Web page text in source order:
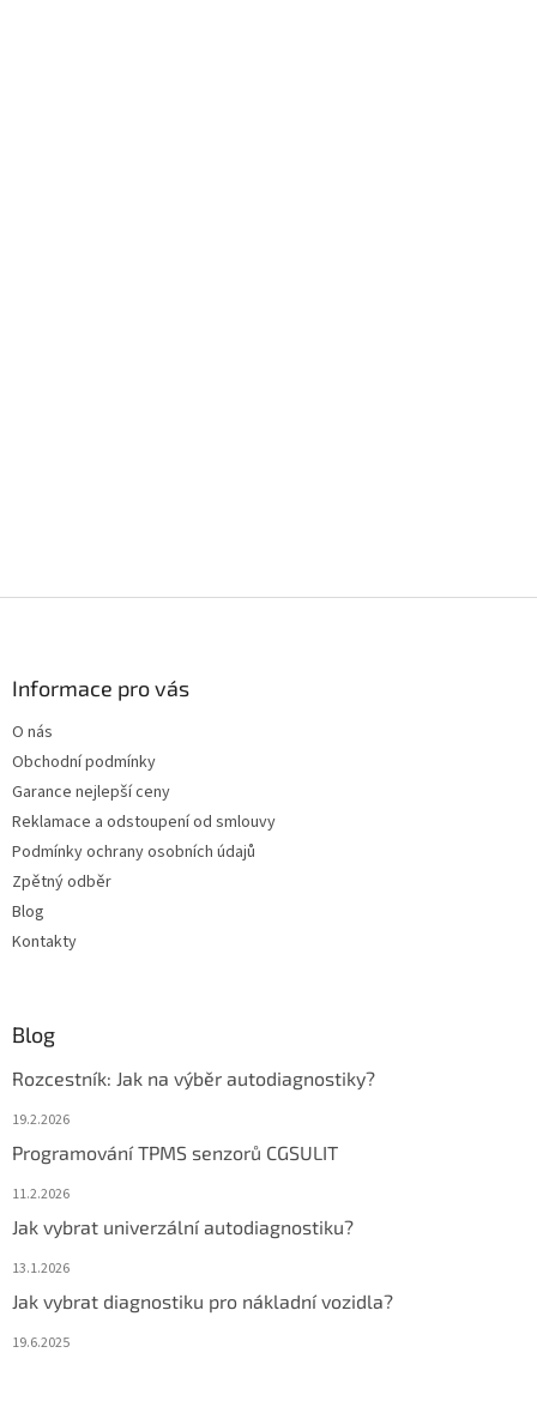
Informace pro vás
O nás
Obchodní podmínky
Garance nejlepší ceny
Reklamace a odstoupení od smlouvy
Podmínky ochrany osobních údajů
Zpětný odběr
Blog
Kontakty
Blog
Rozcestník: Jak na výběr autodiagnostiky?
19.2.2026
Programování TPMS senzorů CGSULIT
11.2.2026
Jak vybrat univerzální autodiagnostiku?
13.1.2026
Jak vybrat diagnostiku pro nákladní vozidla?
19.6.2025